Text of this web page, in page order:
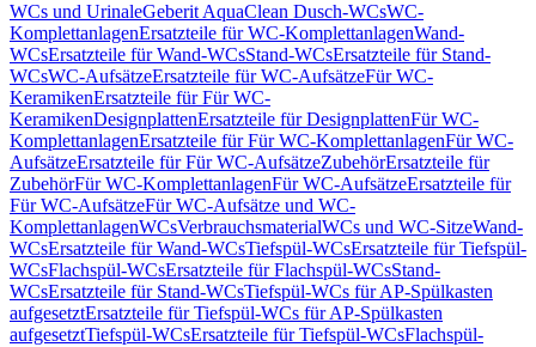
WCs und UrinaleGeberit AquaClean Dusch-WCsWC-
KomplettanlagenErsatzteile für WC-KomplettanlagenWand-
WCsErsatzteile für Wand-WCsStand-WCsErsatzteile für Stand-
WCsWC-AufsätzeErsatzteile für WC-AufsätzeFür WC-
KeramikenErsatzteile für Für WC-
KeramikenDesignplattenErsatzteile für DesignplattenFür WC-
KomplettanlagenErsatzteile für Für WC-KomplettanlagenFür WC-
AufsätzeErsatzteile für Für WC-AufsätzeZubehörErsatzteile für
ZubehörFür WC-KomplettanlagenFür WC-AufsätzeErsatzteile für
Für WC-AufsätzeFür WC-Aufsätze und WC-
KomplettanlagenWCsVerbrauchsmaterialWCs und WC-SitzeWand-
WCsErsatzteile für Wand-WCsTiefspül-WCsErsatzteile für Tiefspül-
WCsFlachspül-WCsErsatzteile für Flachspül-WCsStand-
WCsErsatzteile für Stand-WCsTiefspül-WCs für AP-Spülkasten
aufgesetztErsatzteile für Tiefspül-WCs für AP-Spülkasten
aufgesetztTiefspül-WCsErsatzteile für Tiefspül-WCsFlachspül-